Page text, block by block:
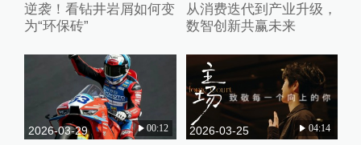
逆袭！看钻井岩屑如何变
为“环保砖”
从消费迭代到产业升级，
数智创新共赢未来
2026-03-29 00:12 2026-03-25 04:14